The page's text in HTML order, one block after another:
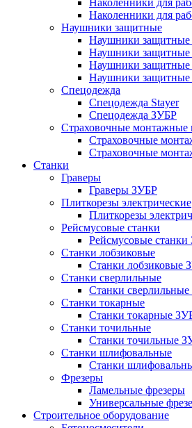
Наколенники для
Наколенники для
Наушники защитные
Наушники
Наушники защитные
Наушники защитные
Наушники
Спецодежда
Спецодежда Stayer
Спецодежда ЗУБР
Страховочные монтажные
Страховочные
Страховочные
Станки
Граверы
Граверы ЗУБР
Плиткорезы электрические
Плиткорезы
Рейсмусовые станки
Рейсмусовые
Станки лобзиковые
Станки лобзиковые
Станки сверлильные
Станки
Станки токарные
Станки токарные
Станки точильные
Станки точильные
Станки шлифовальные
Станки
Фрезеры
Ламельные фрезеры
Универсальные
Строительное оборудование